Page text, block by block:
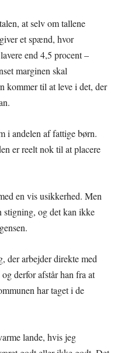
at selv om tallene
et spænd, hvor
end 4,5 procent –
marginen skal
kommer til at leve i det, der
i andelen af fattige børn.
er reelt nok til at placere
en vis usikkerhed. Men
stigning, og det kan ikke
der arbejder direkte med
derfor afstår han fra at
har taget i de
lande, hvis jeg